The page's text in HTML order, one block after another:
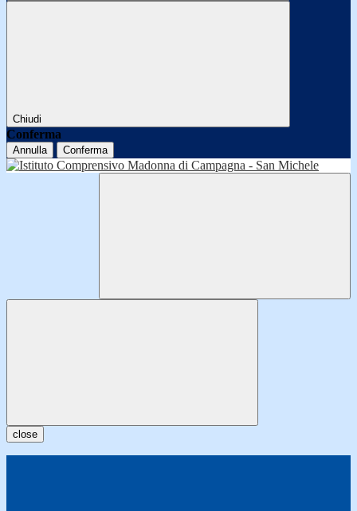
Chiudi
Conferma
Annulla Conferma
close